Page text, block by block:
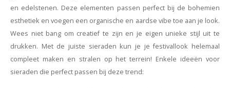
en edelstenen. Deze elementen passen perfect bij de bohemien
esthetiek en voegen een organische en aardse vibe toe aan je look.
Wees niet bang om creatief te zijn en je eigen unieke stijl uit te
drukken. Met de juiste sieraden kun je je festivallook helemaal
compleet maken en stralen op het terrein! Enkele ideeën voor
sieraden die perfect passen bij deze trend: